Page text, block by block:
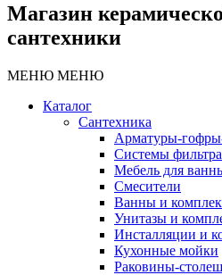
Магазин
сантехники
МЕНЮ МЕНЮ
Каталог
Сантехника
Арматуры-
Системы
Мебель для
Смесители
Ванны и
Унитазы и
Инсталляции и
Кухонные мойки
Раковины-